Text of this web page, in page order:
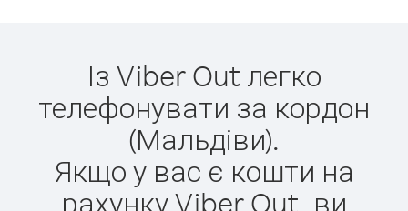
Із Viber Out легко
телефонувати за кордон
(Мальдіви).
Якщо у вас є кошти на
рахунку Viber Out, ви